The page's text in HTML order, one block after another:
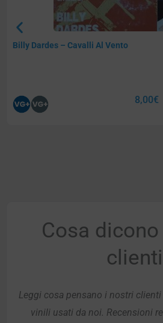
Billy Dardes – Cavalli Al Vento
8,00€
Cosa
clienti
Leggi cosa pensano i nostri
vinili usati da noi. Recensioni